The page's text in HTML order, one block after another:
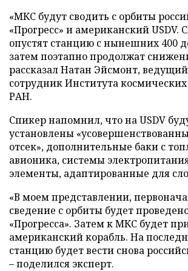
«МКС будут сводить с орбиты
«Прогресс» и американский USDV.
опустят станцию с нынешних 400
затем поэтапно продолжат
рассказал Натан Эйсмонт,
сотрудник Института
РАН.
Спикер напомнил, что на USDV
установлены
отсек», дополнительные баки с
авионика, системы
элементы, адаптированные для
«В моем представлении,
сведение с орбиты будет
«Прогресса». Затем к МКС будет
американский корабль. На
станцию будет вести снова
– поделился эксперт.